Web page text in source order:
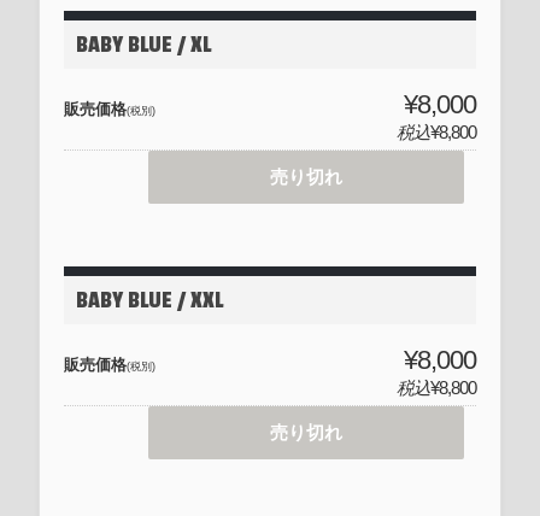
BABY BLUE / XL
販売価格(税別) ¥8,000
税込¥8,800
売り切れ
BABY BLUE / XXL
販売価格(税別) ¥8,000
税込¥8,800
売り切れ